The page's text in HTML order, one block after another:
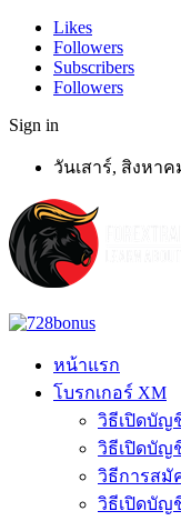
Likes
Followers
Subscribers
Followers
Sign in
วันเสาร์, สิงหาค
หน้าแรก
โบรกเกอร์ XM
วิธีเปิดบัญ
วิธีเปิดบัญ
วิธีการสมั
วิธีเปิดบัญ